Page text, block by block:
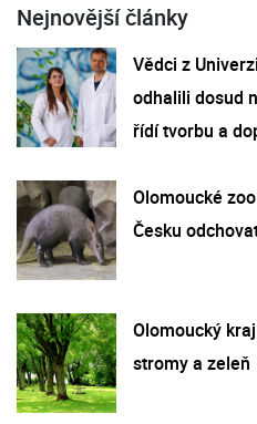
Nejnovější články
Vědci z
odhalili dosud
řídí tvorbu a
Olomoucké
Česku
Olomoucký
stromy a zeleň